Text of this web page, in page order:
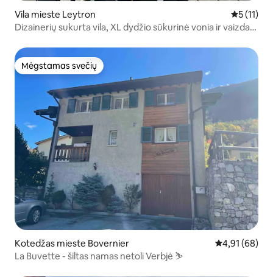
Vila mieste Leytron Vidutinis
5 (11)
Dizainerių sukurta vila, XL dydžio sūkurinė vonia ir vaizdas į
Mėgstamas svečių
Mėgstamas svečių
Kotedžas mieste Bovernier Vidutinis
4,91 (68)
La Buvette - šiltas namas netoli Verbjė ⛷